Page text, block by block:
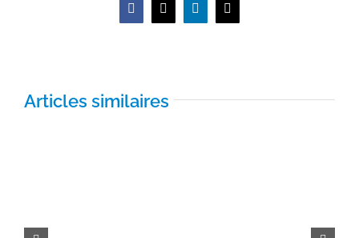
Facebook
X LinkedInEmail
Articles similaires